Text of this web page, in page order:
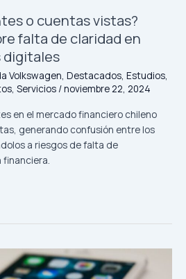
o cuentas vistas?
falta de claridad en
digitales
Volkswagen, Destacados, Estudios,
, Servicios /noviembre 22, 2024
en el mercado financiero chileno
generando confusión entre los
a riesgos de falta de